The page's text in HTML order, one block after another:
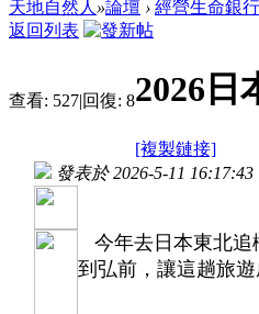
天地自然人 »論壇 › 經營生命銀行
返回列表
查看: 527|回復: 82026日
[複製鏈接]
發表於 2026-5-11 16:17:43
今年去日本東北追
到弘前，讓這趟旅